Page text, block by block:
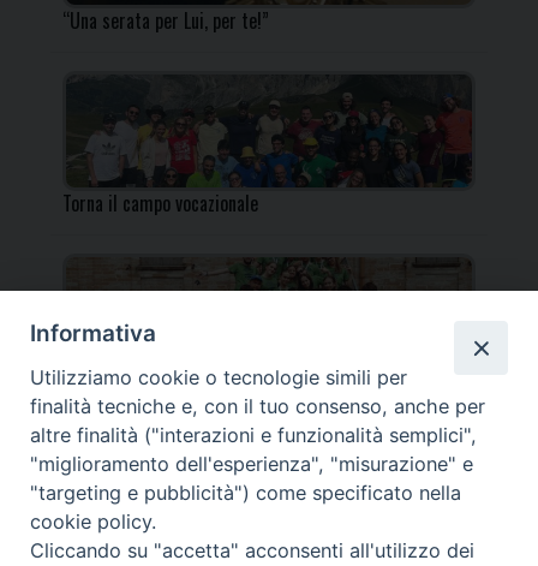
“Una serata per Lui, per te!”
Torna il campo vocazionale
Torna il Campo Missionario Diocesano
_____________________________________________________
Informativa
Utilizziamo cookie o tecnologie simili per
finalità tecniche e, con il tuo consenso, anche per
altre finalità ("interazioni e funzionalità semplici",
"miglioramento dell'esperienza", "misurazione" e
"targeting e pubblicità") come specificato nella
cookie policy.
Cliccando su "accetta" acconsenti all'utilizzo dei